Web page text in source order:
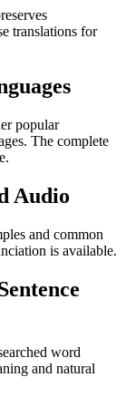
translations for
popular
The complete
Audio
and common
is available.
word
and natural